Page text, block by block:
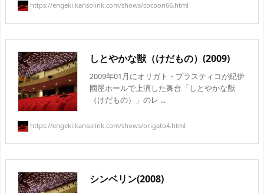
https://engeki.kansolink.com/shows/cocoon66.html
しとやかな獣（けだもの）(2009)
2009年01月にオリガト・プラスティコが紀伊
國屋ホールで上演した舞台「しとやかな獣
（けだもの）」のレ ...
https://engeki.kansolink.com/shows/origato4.html
シンベリン(2008)